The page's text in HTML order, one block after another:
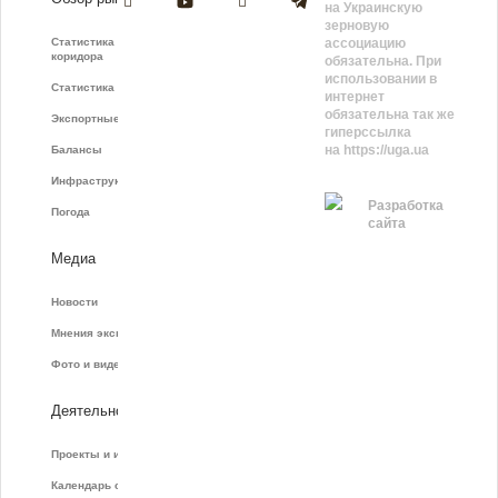
Статистика зернового
коридора
Статистика фрахта
Экспортные показатели
Балансы
Инфраструктура
Погода
Медиа
Новости
Мнения экспертов
Фото и видео
Деятельность
Проекты и инициативы
Календарь событий
на Украинскую
зерновую
ассоциацию
обязательна. При
использовании в
интернет
обязательна так же
гиперссылка
на https://uga.ua
Разработка
сайта